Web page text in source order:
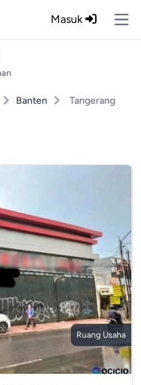
Masuk
Banten Tangerang
Ruang Usaha